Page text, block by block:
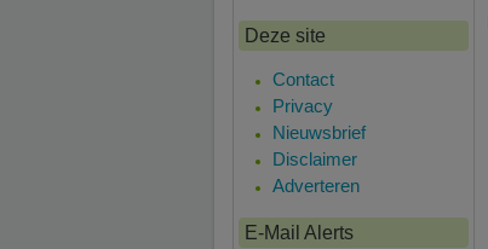
Deze site
Contact
Privacy
Nieuwsbrief
Disclaimer
Adverteren
E-Mail Alerts